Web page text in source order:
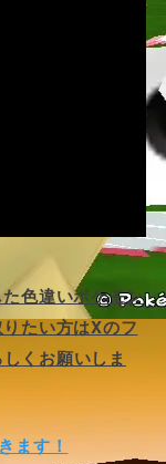
色違いポケモン
たい方はXのフ
くお願いしま
ます！